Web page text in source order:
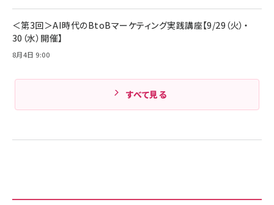
＜第3回＞AI時代のBtoBマーケティング実践講座【9/29（火）・
30（水）開催】
8月4日 9:00
すべて見る